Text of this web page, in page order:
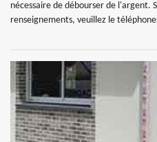
nécessaire de débourser de l'argent.
renseignements, veuillez le